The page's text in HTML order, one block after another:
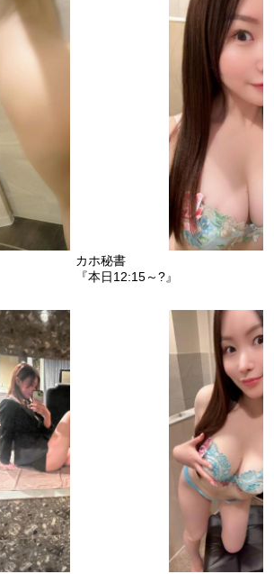
カホ秘書
『本日12:15～?』